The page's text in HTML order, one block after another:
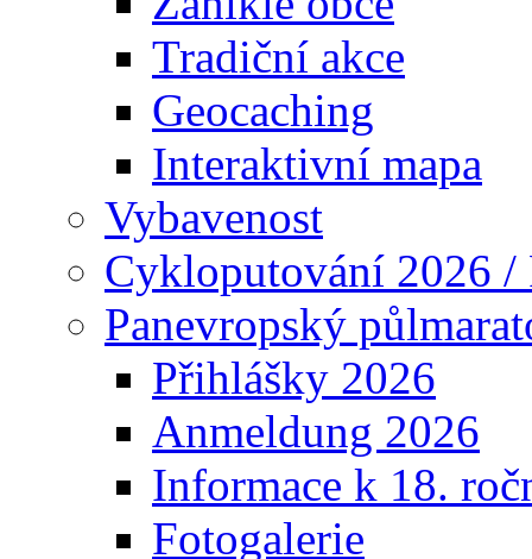
Tradiční akce
Geocaching
Interaktivní mapa
Vybavenost
Cykloputování 2026 /
Panevropský
Přihlášky 2026
Anmeldung 2026
Informace k 18.
Fotogalerie